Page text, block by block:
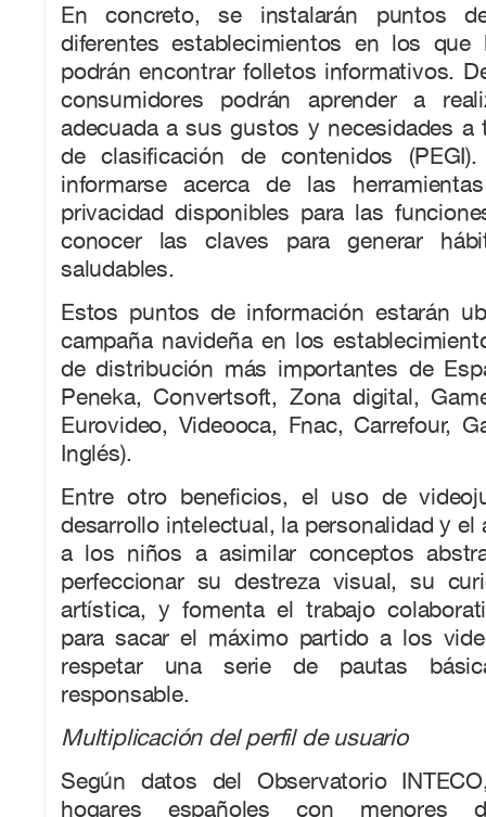
En concreto, se instalarán puntos
diferentes establecimientos en los que
podrán encontrar folletos informativos.
consumidores podrán aprender a
adecuada a sus gustos y necesidades a
de clasificación de contenidos
informarse acerca de las
privacidad disponibles para las
conocer las claves para generar
saludables.
Estos puntos de información estarán
campaña navideña en los
de distribución más importantes de
Peneka, Convertsoft, Zona digital,
Eurovideo, Videooca, Fnac, Carrefour,
Inglés).
Entre otro beneficios, el uso de
desarrollo intelectual, la personalidad y el
a los niños a asimilar conceptos
perfeccionar su destreza visual, su
artística, y fomenta el trabajo
para sacar el máximo partido a los
respetar una serie de pautas
responsable.
Multiplicación del perfil de usuario
Según datos del Observatorio
hogares españoles con menores